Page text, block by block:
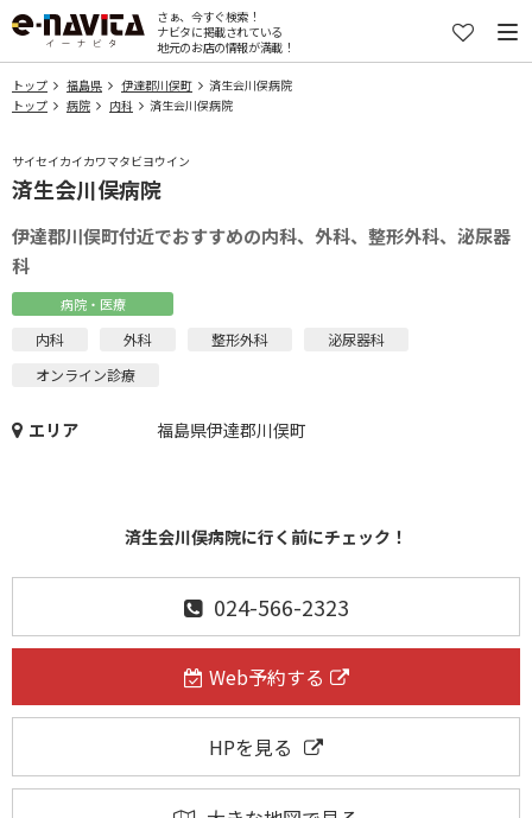
さぁ、今すぐ検索！
ナビタに掲載されている
地元のお店の情報が満載！
トップ 福島県 伊達郡川俣町
済生会川俣病院
トップ
病院 内科 済生会川俣病院
サイセイカイカワマタビヨウイン
済生会川俣病院
伊達郡川俣町付近でおすすめの内科、外科、整形外科、泌尿器
科
病院・医療
内科 外科 整形外科
泌尿器科
オンライン診療
エリア 福島県伊達郡川俣町
済生会川俣病院に行く前にチェック！
024-566-2323
Web予約する
HPを見る